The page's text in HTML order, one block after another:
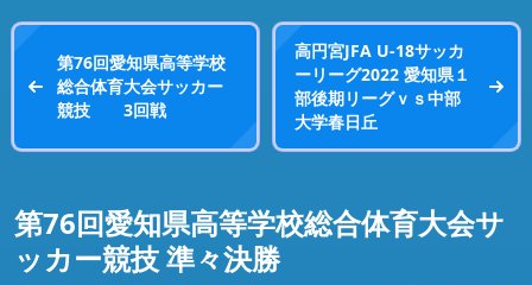
第76回愛知県高等学校
総合体育大会サッカー
競技 3回戦
高円宮JFA U‐18サッカ
ーリーグ2022 愛知県１
部後期リーグｖｓ中部
大学春日丘
第76回愛知県高等学校総合体育大会サ
ッカー競技 準々決勝